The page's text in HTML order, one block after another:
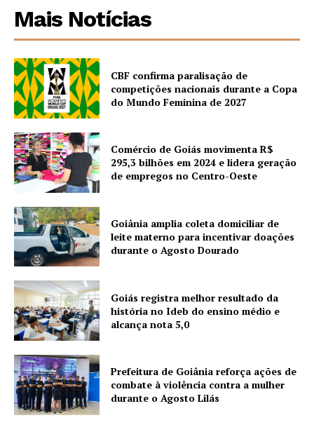
Mais Notícias
CBF confirma paralisação de
competições nacionais durante a Copa
do Mundo Feminina de 2027
Comércio de Goiás movimenta R$
295,3 bilhões em 2024 e lidera geração
de empregos no Centro-Oeste
Goiânia amplia coleta domiciliar de
leite materno para incentivar doações
durante o Agosto Dourado
Goiás registra melhor resultado da
história no Ideb do ensino médio e
alcança nota 5,0
Prefeitura de Goiânia reforça ações de
combate à violência contra a mulher
durante o Agosto Lilás